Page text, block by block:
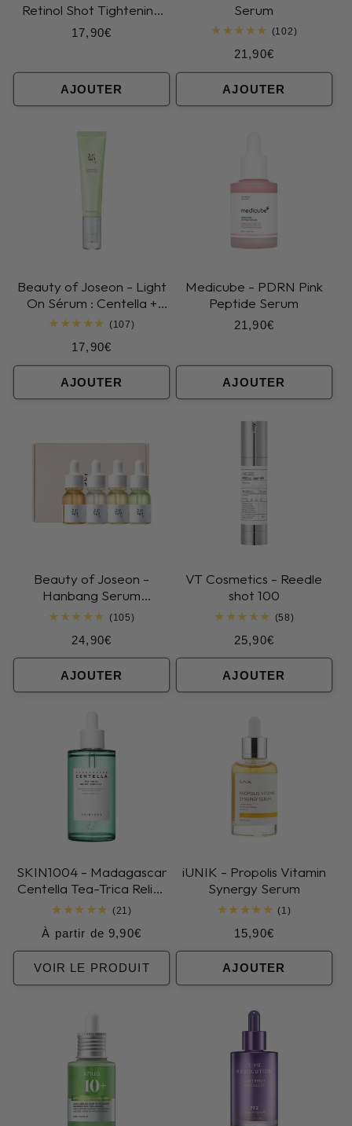
Retinol Shot Tightening
Serum
Prix
17,90€
AJOUTER
Serum
(102)102
Prix
habituel
21,90€
AJOUTER
Beauty of Joseon - Light
On Sérum : Centella +
Vita C(107)107
Prix
habituel
17,90€
AJOUTER
Medicube - PDRN Pink
Peptide Serum
Prix
21,90€
AJOUTER
Beauty of Joseon -
Hanbang Serum
Discovery Kit
(105)105
Prix
habituel
24,90€
AJOUTER
VT Cosmetics - Reedle
shot 100
(58)58
Prix
habituel
25,90€
AJOUTER
SKIN1004 - Madagascar
Centella Tea-Trica Relief
Ampoule(21)21
des
Prix
habituel
À partir de 9,90€
VOIR LE PRODUIT
iUNIK - Propolis Vitamin
Synergy Serum
(1)1
Prix
habituel
15,90€
AJOUTER